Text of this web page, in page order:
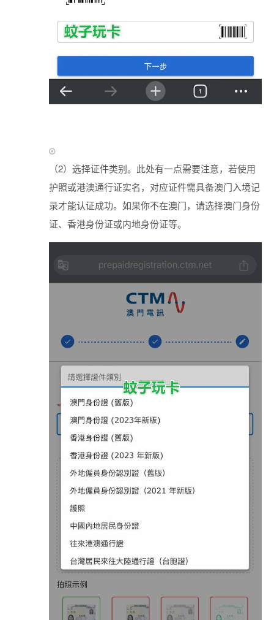
（2）选择证件类别。此处有一点需要注意，若使用
护照或港澳通行证实名，对应证件需具备澳门入境记
录才能认证成功。如果你不在澳门，请选择澳门身份
证、香港身份证或内地身份证等。